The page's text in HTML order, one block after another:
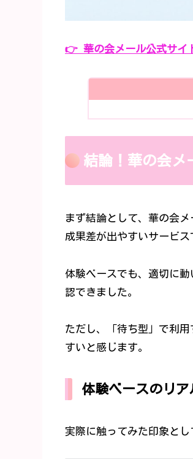
👉 華の会メール公式サイ
結論！華の会メ
まず結論として、華の会
成果差が出やすいサービス
体験ベースでも、適切に
認できました。
ただし、「待ち型」で利
すいと感じます。
体験ベースのリア
実際に触ってみた印象とし